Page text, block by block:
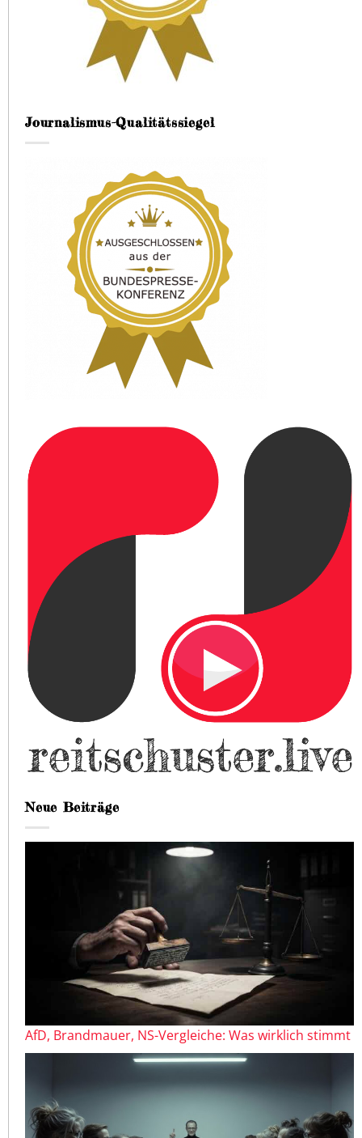
Journalismus-Qualitätssiegel
Neue Beiträge
AfD, Brandmauer, NS-Vergleiche: Was wirklich stimmt